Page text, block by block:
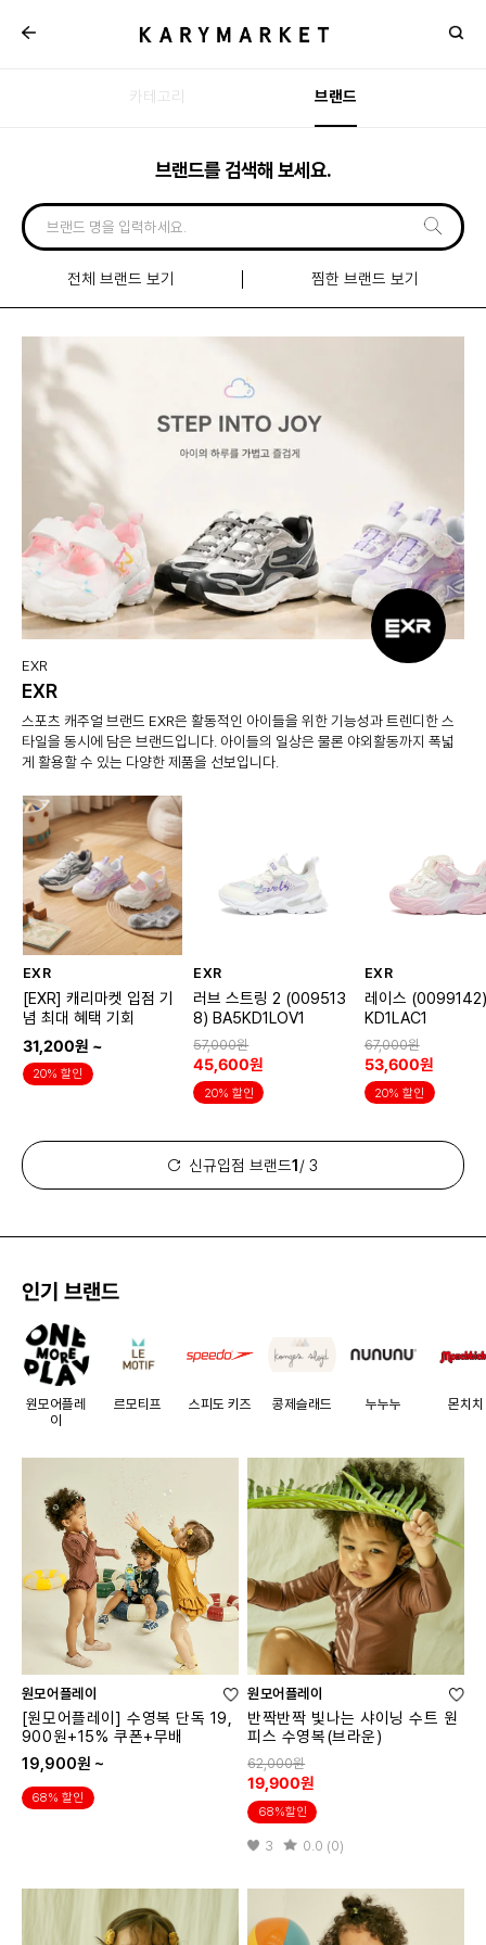
카테고리 브랜드
브랜드를 검색해 보세요.
전체 브랜드 보기 찜한 브랜드 보기
입점
브랜드
EXR
EXR
스포츠 캐주얼 브랜드 EXR은 활동적인 아이들을 위한 기능성과 트렌디한 스
타일을 동시에 담은 브랜드입니다. 아이들의 일상은 물론 야외활동까지 폭넓
게 활용할 수 있는 다양한 제품을 선보입니다.
EXR
[EXR] 캐리마켓 입점 기
념 최대 혜택 기회
31,200원 ~
20% 할인
EXR
러브 스트링 2 (009513
8) BA5KD1LOV1
57,000원
45,600원
20% 할인
EXR
레이스
KD1LAC1
67,000원
53,600원
20% 할인
신규입점 브랜드1/ 3
인기 브랜드
원모어플레
이
르모티프 스피도 키즈 콩제슬래드 누누누 몬치치
원모어플레이
[원모어플레이] 수영복 단독 19,
900원+15% 쿠폰+무배
19,900원 ~
68% 할인
원모어플레이
반짝반짝 빛나는 샤이닝 수트 원
피스 수영복(브라운)
62,000원
19,900원
68%할인
3 0.0 (0)